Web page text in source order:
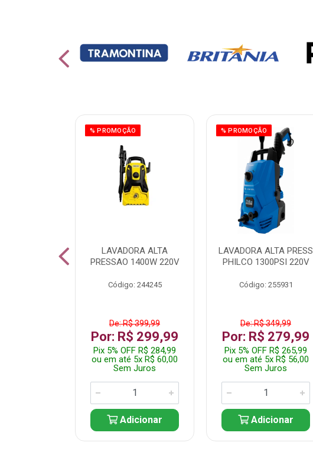
% PROMOÇÃO
LAVADORA ALTA
PRESSAO 1400W 220V
Código: 244245
De: R$ 399,99
Por: R$ 299,99
Pix 5% OFF R$ 284,99
ou em até 5x R$ 60,00
Sem Juros
Adicionar
% PROMOÇÃO
LAVADORA ALTA PRESS
PHILCO 1300PSI 220V
Código: 255931
De: R$ 349,99
Por: R$ 279,99
Pix 5% OFF R$ 265,99
ou em até 5x R$ 56,00
Sem Juros
Adicionar